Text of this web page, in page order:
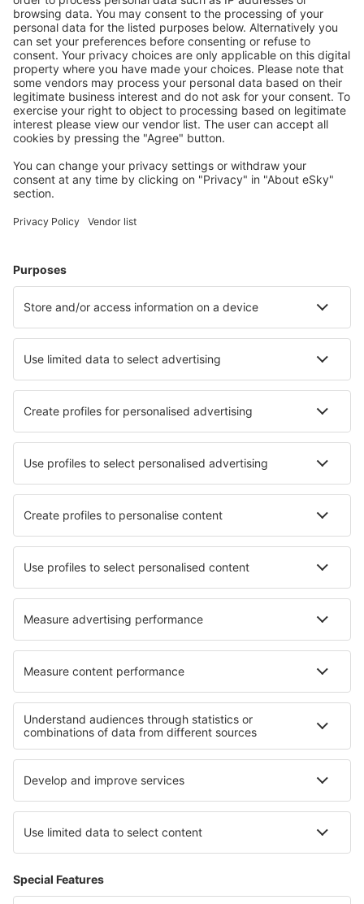
Economiseşte mai mult
Prețuri atractive și oferte speciale pentru utilizatorii
conectați.
Cazarea preferată
Alege din peste 1,3 mil. de opţiuni: hoteluri, cabane,
Cele mai căutate cazări de către utilizatorii eSky
Cazare în Edmonton (AB)
Cazare în Calgary Cazare în Toronto
Cazare în Montreal Cazare în Delta
Cazare în Wentworth-Nord Cazare în Whitby
Cele mai bune locuri de cazare - orașe
Cazare în Landsberg Cazare în Newbern
Cazare în Uddingston Cazare în Bégadan
Cazare în Huancané Cazare în Batu Pahat
Cele mai bune locuri de cazare - regiuni
Cazare in Insula Prințului Edward
Cazare în Parcul Național Jasper
Cazare în Parcul Național Banff
Cazare în State of Mexico Cazare in Louisiana